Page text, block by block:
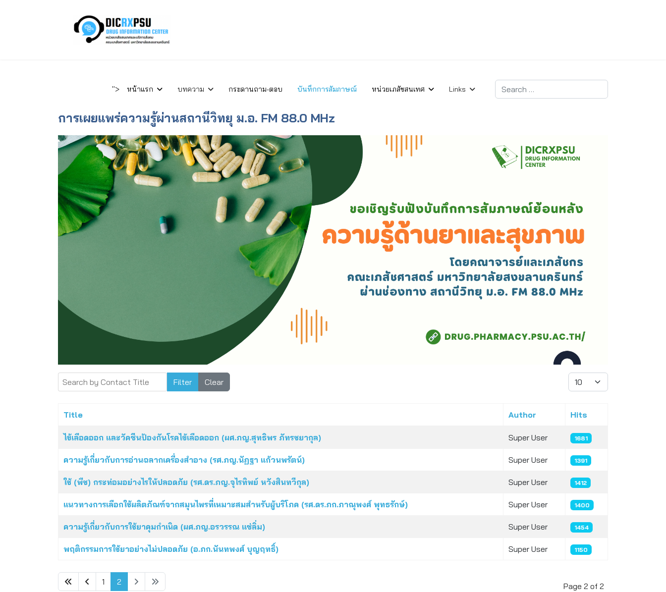
"> หน้าแรก บทความ กระดานถาม-ตอบ บันทึกการสัมภาษณ์ หน่วยเภสัชสนเทศ Links Search
การเผยแพร่ความรู้ผ่านสถานีวิทยุ ม.อ. FM 88.0 MHz
Search by Contact Title Filter Clear Display #
Articles
Title Author Hits
ไข้เลือดออก และวัคซีนป้องกันโรคไข้เลือดออก (ผศ.ภญ.สุทธิพร ภัทรชยากุล) Super User 1681
ความรู้เกี่ยวกับการอ่านฉลากเครื่องสำอาง (รศ.ภญ.นัฏฐา แก้วนพรัตน์) Super User 1391
ใช้ (พืช) กระท่อมอย่างไรให้ปลอดภัย (รศ.ดร.ภญ.จุไรทิพย์ หวังสินทวีกุล) Super User 1412
แนวทางการเลือกใช้ผลิตภัณฑ์จากสมุนไพรที่เหมาะสมสำหรับผู้บริโภค (รศ.ดร.ภก.ภาณุพงศ์ พุทธรักษ์) Super User 1400
ความรู้เกี่ยวกับการใช้ยาคุมกำเนิด (ผศ.ภญ.อรวรรณ แซ่ลิ่ม) Super User 1454
พฤติกรรมการใช้ยาอย่างไม่ปลอดภัย (อ.ภก.นันทพงศ์ บุญฤทธิ์) Super User 1150
Page 2 of 2
1 2